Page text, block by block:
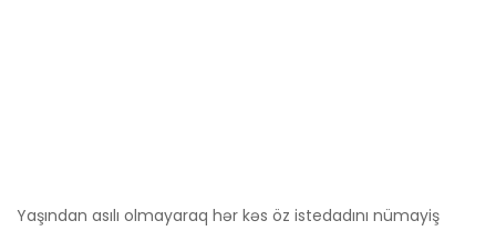
Yaşından asılı olmayaraq hər kəs öz istedadını nümayiş